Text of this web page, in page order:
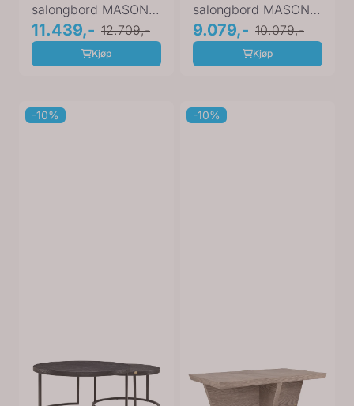
salongbord MASON 160
cm sort 06-87319
11.439,- 12.709,-
Kjøp
salongbord MASON
sort 130 cm 06-87219
9.079,- 10.079,-
Kjøp
-10% -10%